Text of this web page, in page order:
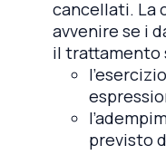
cancellati. La
avvenire se i
il trattamento
previsto